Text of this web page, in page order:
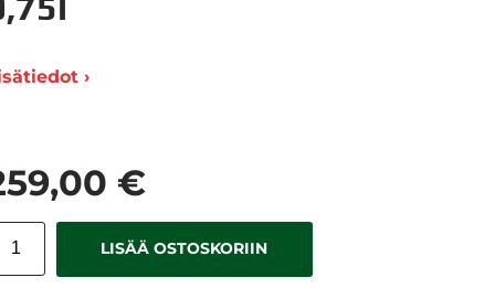
›
€
LISÄÄ OSTOSKORIIN